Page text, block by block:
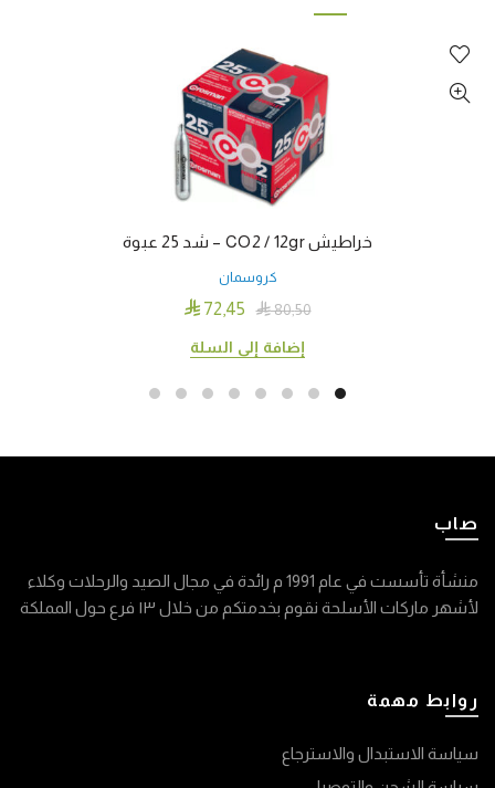
خراطيش CO2 / 12gr – شد 25 عبوة
كروسمان

80٫50  72٫45
إضافة إلى السلة
صاب
منشأة تأسست في عام 1991 م رائدة في مجال الصيد والرحلات وكلاء
لأشهر ماركات الأسلحة نقوم بخدمتكم من خلال ١٣ فرع حول المملكة
روابط مهمة
سياسة الاستبدال والاسترجاع